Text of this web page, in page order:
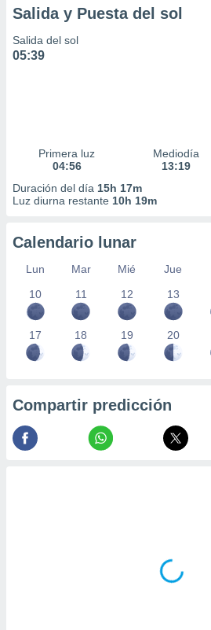
Salida y Puesta del sol
Salida del sol
05:39
Primera luz
04:56
Mediodía
13:19
Duración del día 15h 17m
Luz diurna restante 10h 19m
Calendario lunar
Lun Mar Mié Jue
10
11 12 13
17 18 19 20
Compartir predicción